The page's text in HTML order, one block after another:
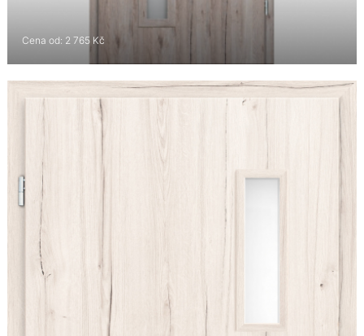
Cena od: 2 765 Kč